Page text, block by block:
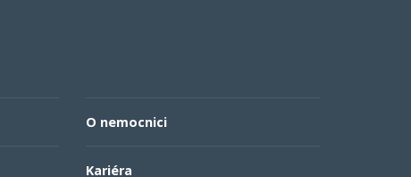
O nemocnici
Kariéra